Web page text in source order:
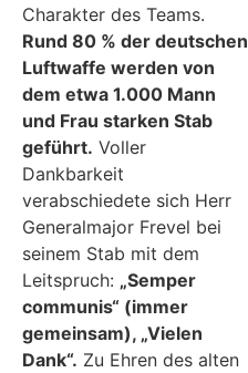
Charakter des Teams.
Rund 80 % der deutschen
Luftwaffe werden von
dem etwa 1.000 Mann
und Frau starken Stab
geführt. Voller
Dankbarkeit
verabschiedete sich Herr
Generalmajor Frevel bei
seinem Stab mit dem
Leitspruch: „Semper
communis“ (immer
gemeinsam), „Vielen
Dank“. Zu Ehren des alten